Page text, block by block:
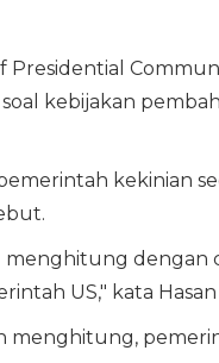
Presidential
kebijakan
kekinian
dengan
US," kata
menghitung,